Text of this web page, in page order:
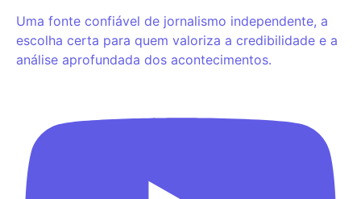
Uma fonte confiável de jornalismo independente, a
escolha certa para quem valoriza a credibilidade e a
análise aprofundada dos acontecimentos.